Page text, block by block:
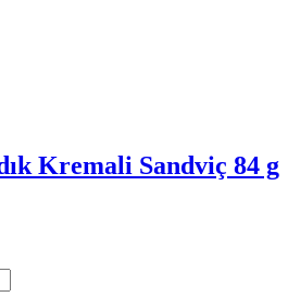
Kremali Sandviç 84 g